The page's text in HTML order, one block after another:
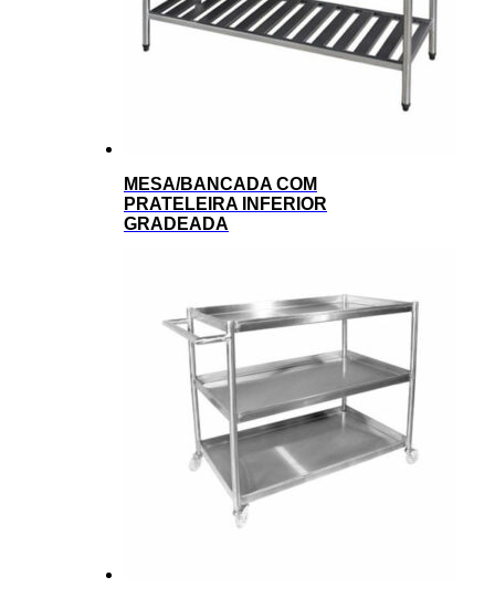
MESA/BANCADA COM
PRATELEIRA INFERIOR
GRADEADA